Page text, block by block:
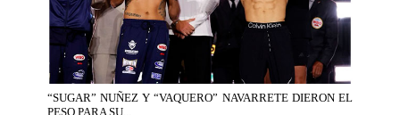
“SUGAR” NUÑEZ Y “VAQUERO” NAVARRETE DIERON EL
PESO PARA SU...